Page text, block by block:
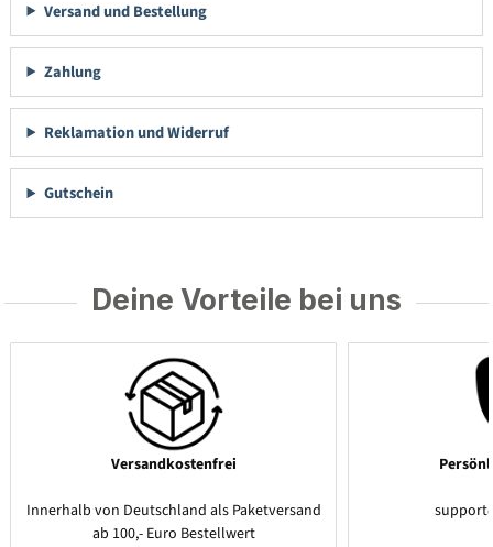
Versand und Bestellung
Zahlung
Reklamation und Widerruf
Gutschein
Deine Vorteile bei uns
Versandkostenfrei
Innerhalb von Deutschland als Paketversand
ab 100,- Euro Bestellwert